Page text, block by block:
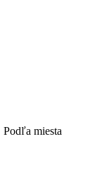
Podľa miesta